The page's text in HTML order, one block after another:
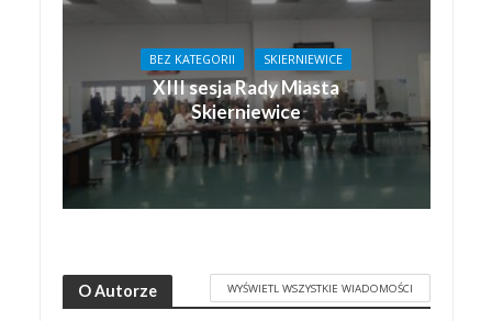
BEZ KATEGORII SKIERNIEWICE
XIII sesja Rady Miasta
Skierniewice
O Autorze WYŚWIETL WSZYSTKIE WIADOMOŚCI